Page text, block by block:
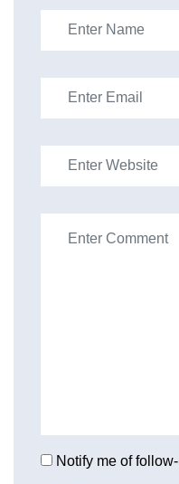
Notify me of